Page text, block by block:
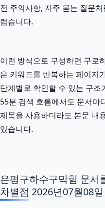
전 주의사항, 자주 묻는 질문
럽습니다.
이런 방식으로 구성하면 구로
은 키워드를 반복하는 페이지
단계별로 확인할 수 있는 구
55분 검색 흐름에서도 문서마
제목을 사용하더라도 본문 내
있습니다.
은평구하수구막힘 문서
차별점 2026년07월08